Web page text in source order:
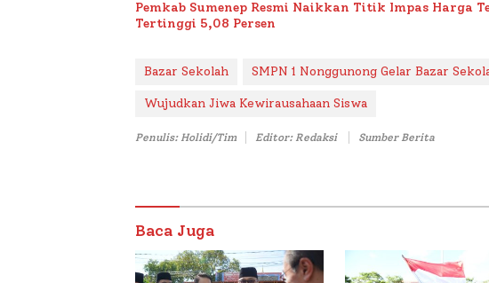
Pemkab Sumenep Resmi Naikkan Titik Impas Harga
Tertinggi 5,08 Persen
Bazar Sekolah SMPN 1 Nonggunong Gelar Bazar
Wujudkan Jiwa Kewirausahaan Siswa
Penulis: Holidi/Tim Editor: Redaksi Sumber Berita
Baca Juga